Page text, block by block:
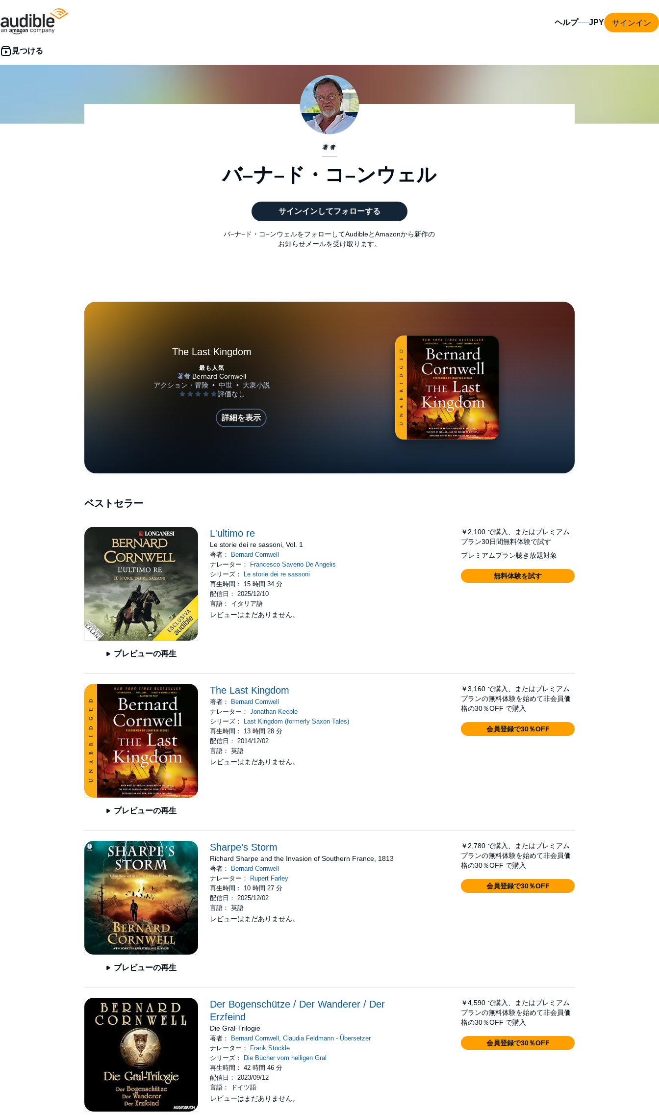
ヘルプ サインイン
著者
バ−ナ−ド・コ−ンウェル
サインインしてフォローする
バ−ナ−ド・コ−ンウェルをフォローしてAudibleとAmazonから新作の
お知らせメールを受け取ります。
The Last Kingdom
最も人気
詳細を表示
ベストセラー
プレビューの再生
L'ultimo re
Le storie dei re sassoni, Vol. 1
著者：
Bernard Cornwell
ナレーター：
Francesco Saverio De Angelis
シリーズ：
Le storie dei re sassoni
再生時間： 15 時間 34 分
配信日： 2025/12/10
言語： イタリア語
レビューはまだありません。
￥2,100 で購入、またはプレミアム
プラン30日間無料体験で試す
プレミアムプラン聴き放題対象
無料体験を試す
プレビューの再生
The Last Kingdom
著者：
Bernard Cornwell
ナレーター： Jonathan Keeble
シリーズ：
Last Kingdom (formerly Saxon Tales)
再生時間： 13 時間 28 分
配信日： 2014/12/02
言語： 英語
レビューはまだありません。
￥3,160 で購入、またはプレミアム
プランの無料体験を始めて非会員価
格の30％OFF で購入
会員登録で30％OFF
プレビューの再生
Sharpe’s Storm
Richard Sharpe and the Invasion of Southern France, 1813
著者：
Bernard Cornwell
ナレーター：
Rupert Farley
再生時間： 10 時間 27 分
配信日： 2025/12/02
言語： 英語
レビューはまだありません。
￥2,780 で購入、またはプレミアム
プランの無料体験を始めて非会員価
格の30％OFF で購入
会員登録で30％OFF
Der Bogenschütze / Der Wanderer / Der
Erzfeind
Die Gral-Trilogie
著者： Bernard Cornwell
Claudia Feldmann - Übersetzer
ナレーター：
Frank Stöckle
シリーズ：
Die Bücher vom heiligen Gral
再生時間： 42 時間 46 分
配信日： 2023/09/12
言語： ドイツ語
レビューはまだありません。
￥4,590 で購入、またはプレミアム
プランの無料体験を始めて非会員価
格の30％OFF で購入
会員登録で30％OFF